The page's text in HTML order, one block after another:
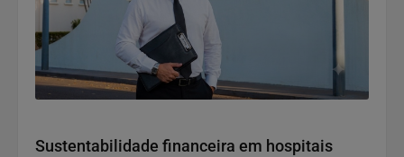
Sustentabilidade financeira em hospitais